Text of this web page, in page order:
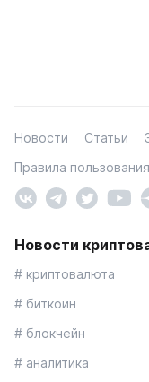
Новости Статьи
Правила
Новости
# криптовалюта
# биткоин
# блокчейн
# аналитика